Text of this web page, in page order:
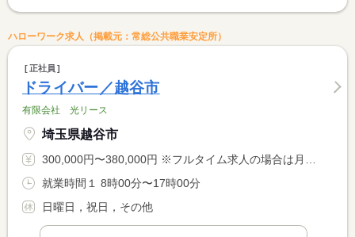
ハローワーク求人（掲載元：常総公共職業安定所）
正社員
ドライバー／越谷市
有限会社 光リース
埼玉県越谷市
300,000円〜380,000円 ※フルタイム求人の場合は月額（換算額）、パート求人の場合は時間額を表示しています。
就業時間１ 8時00分〜17時00分
日曜日，祝日，その他